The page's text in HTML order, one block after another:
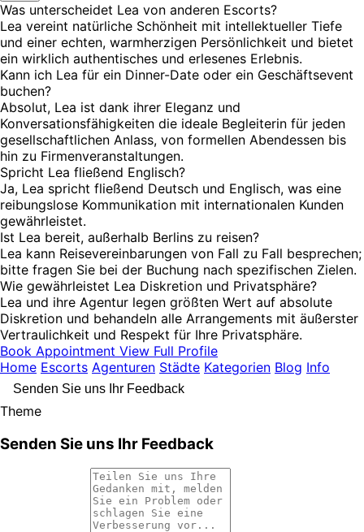
Was unterscheidet Lea von anderen Escorts?
Lea vereint natürliche Schönheit mit intellektueller Tiefe
und einer echten, warmherzigen Persönlichkeit und bietet
ein wirklich authentisches und erlesenes Erlebnis.
Kann ich Lea für ein Dinner-Date oder ein Geschäftsevent
buchen?
Absolut, Lea ist dank ihrer Eleganz und
Konversationsfähigkeiten die ideale Begleiterin für jeden
gesellschaftlichen Anlass, von formellen Abendessen bis
hin zu Firmenveranstaltungen.
Spricht Lea fließend Englisch?
Ja, Lea spricht fließend Deutsch und Englisch, was eine
reibungslose Kommunikation mit internationalen Kunden
gewährleistet.
Ist Lea bereit, außerhalb Berlins zu reisen?
Lea kann Reisevereinbarungen von Fall zu Fall besprechen;
bitte fragen Sie bei der Buchung nach spezifischen Zielen.
Wie gewährleistet Lea Diskretion und Privatsphäre?
Lea und ihre Agentur legen größten Wert auf absolute
Diskretion und behandeln alle Arrangements mit äußerster
Vertraulichkeit und Respekt für Ihre Privatsphäre.
Book Appointment View Full Profile
Home Escorts Agenturen Städte Kategorien Blog Info
Senden Sie uns Ihr Feedback
Theme
Senden Sie uns Ihr Feedback